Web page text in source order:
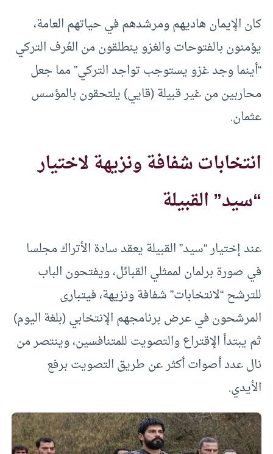
كان الإيمان هاديهم ومرشدهم في حياتهم العامة،
يؤمنون بالفتوحات والغزو ينطلقون من العُرف التركي
“أينما وجد غزو يستوجب تواجد التركي” مما جعل
محاربين من غير قبيلة (قايي) يلتحقون بالمؤسس
عثمان.
انتخابات شفافة ونزيهة لاختيار
“سيد” القبيلة
عند إختيار “سيد” القبيلة يعقد سادة الأتراك مجلسا
في صورة برلمان لممثلي القبائل، ويفتحون الباب
للترشح “لانتخابات” شفافة ونزيهة، فيتبارى
المرشحون في عرض برنامجهم الإنتخابي (بلغة اليوم)
ثم يبتدأ الإقتراع والتصويت للمتنافسين، وينتصر من
نال عدد أصوات أكثر عن طريق التصويت برفع
الأيدي.